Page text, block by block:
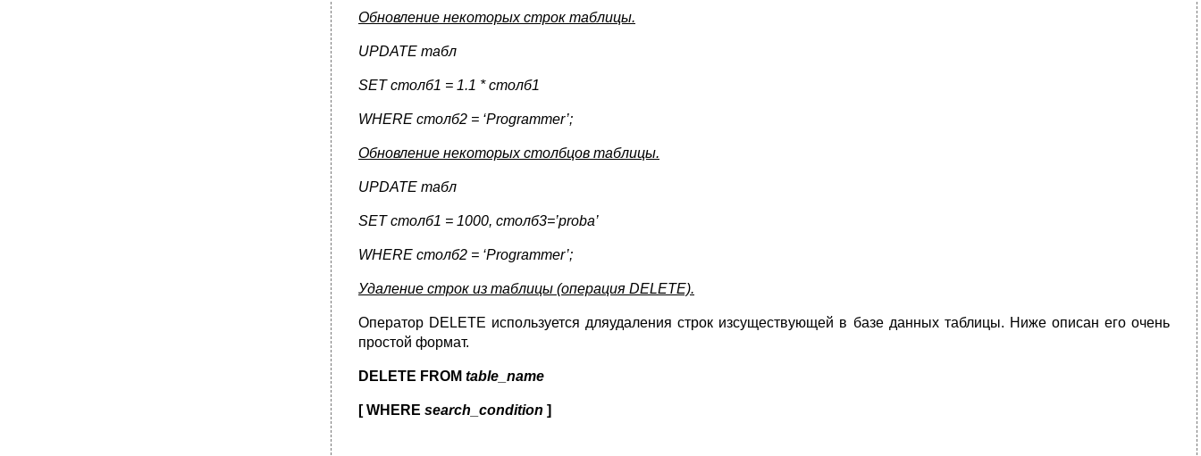
Обновление некоторых строк таблицы.
UPDATE табл
SET столб1 = 1.1 * столб1
WHERE столб2 = ‘Programmer’;
Обновление некоторых столбцов таблицы.
UPDATE табл
SET столб1 = 1000, столб3=’proba’
WHERE столб2 = ‘Programmer’;
Удаление строк из таблицы (операция DELETE).
Оператор DELETE используется дляудаления строк изсуществующей в базе данных таблицы. Ниже описан его очень
простой формат.
DELETE FROM table_name
[ WHERE search_condition ]